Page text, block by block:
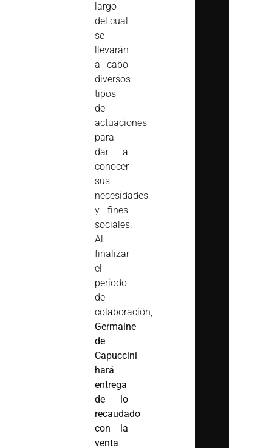
largo
del cual
se
llevarán
a cabo
diversos
tipos
de
actuaciones
para
dar a
conocer
sus
necesidades
y fines
sociales.
Al
finalizar
el
período
de
colaboración,
Germaine
de
Capuccini
hará
entrega
de lo
recaudado
con la
venta